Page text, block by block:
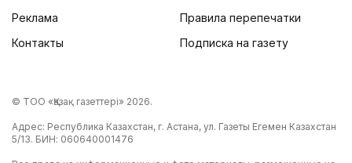
Реклама
Контакты
Правила перепечатки
Подписка на газету
© ТОО «Қазақ газеттері» 2026.
Адрес: Республика Казахстан, г. Астана, ул. Газеты Егемен Казахстан
5/13. БИН: 060640001476